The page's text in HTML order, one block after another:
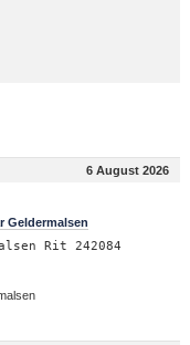
6 August 2026
Geldermalsen
Rit 242084